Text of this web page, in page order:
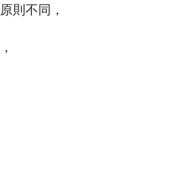
則不同，